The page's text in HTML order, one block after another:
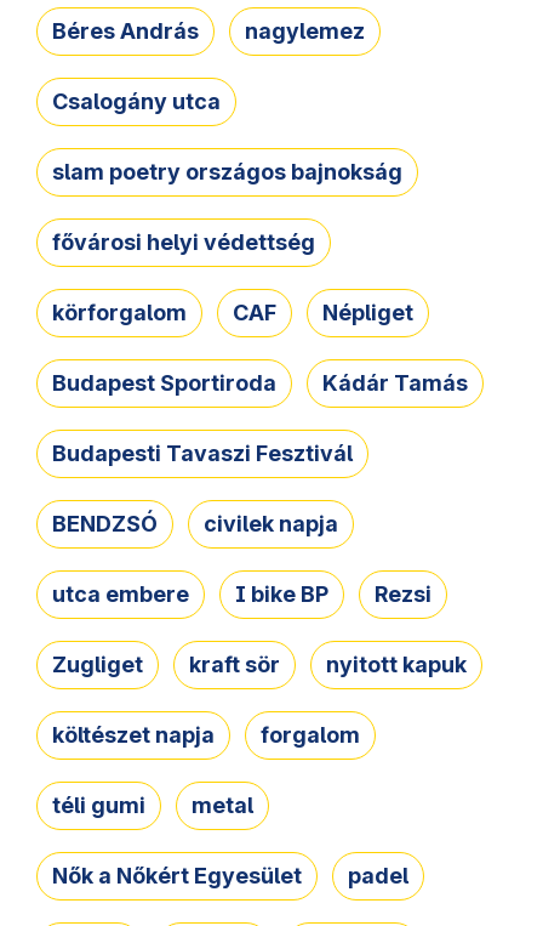
Béres András nagylemez
Csalogány utca
slam poetry országos bajnokság
fővárosi helyi védettség
körforgalom CAF Népliget
Budapest Sportiroda Kádár Tamás
Budapesti Tavaszi Fesztivál
BENDZSÓ civilek napja
utca embere I bike BP Rezsi
Zugliget kraft sör nyitott kapuk
költészet napja forgalom
téli gumi metal
Nők a Nőkért Egyesület padel